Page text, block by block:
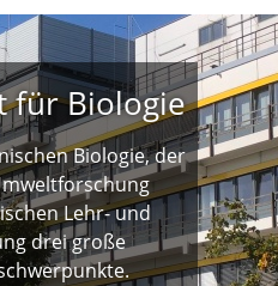
für Biologie
Biologie, der
Lehr- und
drei große